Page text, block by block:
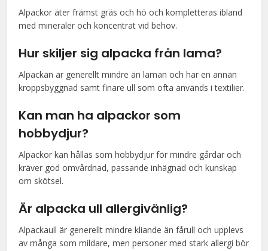
Alpackor äter främst gräs och hö och kompletteras ibland
med mineraler och koncentrat vid behov.
Hur skiljer sig alpacka från lama?
Alpackan är generellt mindre än laman och har en annan
kroppsbyggnad samt finare ull som ofta används i textilier.
Kan man ha alpackor som
hobbydjur?
Alpackor kan hållas som hobbydjur för mindre gårdar och
kräver god omvårdnad, passande inhägnad och kunskap
om skötsel.
Är alpacka ull allergivänlig?
Alpackaull är generellt mindre kliande än fårull och upplevs
av många som mildare, men personer med stark allergi bör